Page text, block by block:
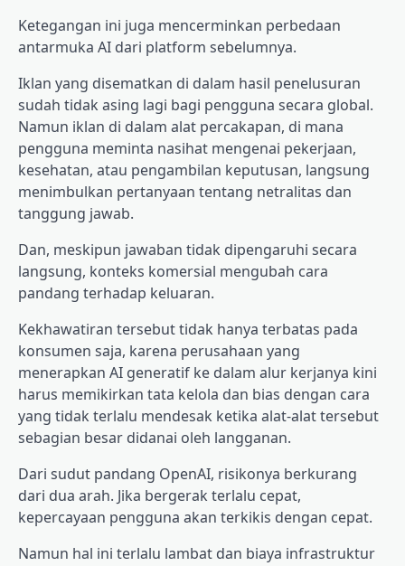
Ketegangan ini juga mencerminkan perbedaan
antarmuka AI dari platform sebelumnya.
Iklan yang disematkan di dalam hasil penelusuran
sudah tidak asing lagi bagi pengguna secara global.
Namun iklan di dalam alat percakapan, di mana
pengguna meminta nasihat mengenai pekerjaan,
kesehatan, atau pengambilan keputusan, langsung
menimbulkan pertanyaan tentang netralitas dan
tanggung jawab.
Dan, meskipun jawaban tidak dipengaruhi secara
langsung, konteks komersial mengubah cara
pandang terhadap keluaran.
Kekhawatiran tersebut tidak hanya terbatas pada
konsumen saja, karena perusahaan yang
menerapkan AI generatif ke dalam alur kerjanya kini
harus memikirkan tata kelola dan bias dengan cara
yang tidak terlalu mendesak ketika alat-alat tersebut
sebagian besar didanai oleh langganan.
Dari sudut pandang OpenAI, risikonya berkurang
dari dua arah. Jika bergerak terlalu cepat,
kepercayaan pengguna akan terkikis dengan cepat.
Namun hal ini terlalu lambat dan biaya infrastruktur